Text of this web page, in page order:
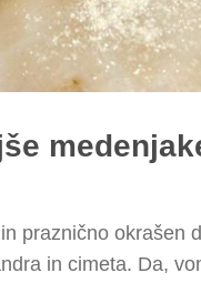
praznično okrašen
in cimeta. Da,